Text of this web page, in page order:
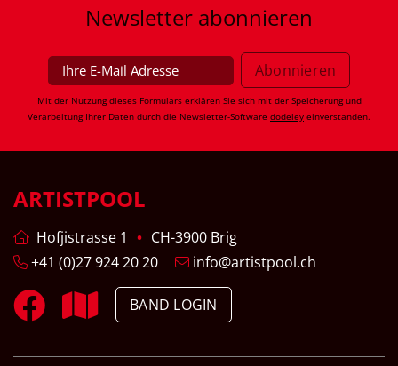
Newsletter abonnieren
Mit der Nutzung dieses Formulars erklären Sie sich mit der Speicherung und
Verarbeitung Ihrer Daten durch die Newsletter-Software dodeley einverstanden.
ARTISTPOOL
Hofjistrasse 1
CH-3900 Brig
+41 (0)27 924 20 20
info@artistpool.ch
BAND LOGIN